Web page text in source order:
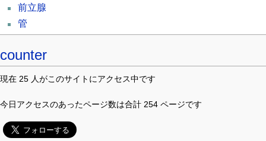
前立腺
管
counter
現在 25 人がこのサイトにアクセス中です
今日アクセスのあったページ数は合計 254 ページです